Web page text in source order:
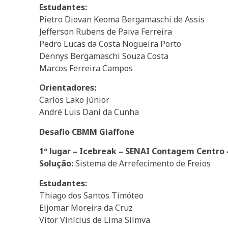
Estudantes:
Pietro Diovan Keoma Bergamaschi de Assis
Jefferson Rubens de Paiva Ferreira
Pedro Lucas da Costa Nogueira Porto
Dennys Bergamaschi Souza Costa
Marcos Ferreira Campos
Orientadores:
Carlos Lako Júnior
André Luis Dani da Cunha
Desafio CBMM Giaffone
1º lugar – Icebreak – SENAI Contagem Centro
Solução:Sistema de Arrefecimento de Freios
Estudantes:
Thiago dos Santos Timóteo
Eljomar Moreira da Cruz
Vitor Vinícius de Lima Silmva